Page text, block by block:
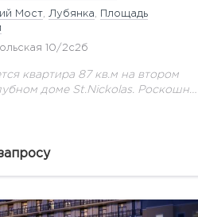
Мост, Лубянка
Площадь
10/2с2б
квартира 87 кв.м на втором
доме St.Nickolas. Роскошная